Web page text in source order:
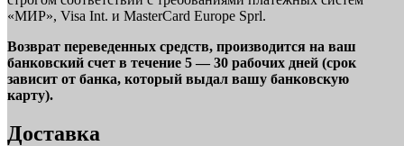
«МИР», Visa Int. и MasterCard Europe Sprl.
Возврат переведенных средств, производится на ваш
банковский счет в течение 5 — 30 рабочих дней (срок
зависит от банка, который выдал вашу банковскую
карту).
Доставка